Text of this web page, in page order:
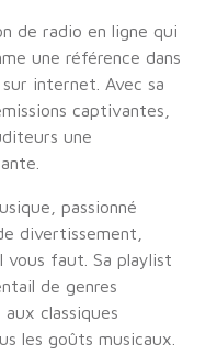
de radio en ligne qui
une référence dans
internet. Avec sa
captivantes,
une
passionné
divertissement,
vous faut. Sa playlist
de genres
classiques
les goûts musicaux.